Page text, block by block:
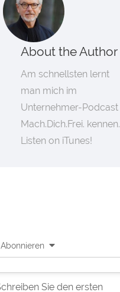
About the Author
Am schnellsten lernt
man mich im
Unternehmer-Podcast
Mach.Dich.Frei. kennen.
Listen on iTunes!
Abonnieren